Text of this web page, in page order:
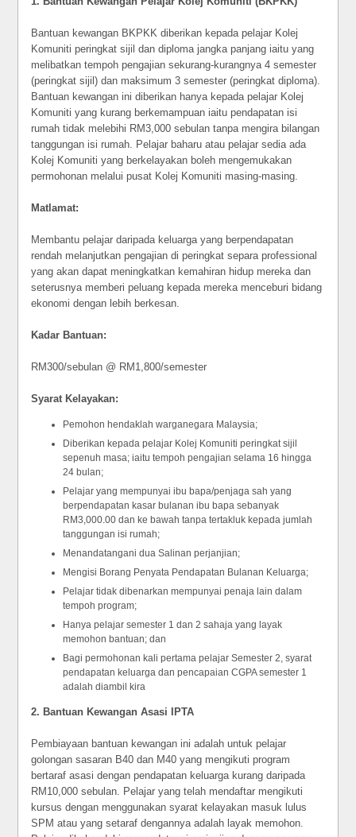
Bantuan kewangan BKPKK diberikan kepada pelajar Kolej
Komuniti peringkat sijil dan diploma jangka panjang iaitu yang
melibatkan tempoh pengajian sekurang-kurangnya 4 semester
(peringkat sijil) dan maksimum 3 semester (peringkat diploma).
Bantuan kewangan ini diberikan hanya kepada pelajar Kolej
Komuniti yang kurang berkemampuan iaitu pendapatan isi
rumah tidak melebihi RM3,000 sebulan tanpa mengira bilangan
tanggungan isi rumah. Pelajar baharu atau pelajar sedia ada
Kolej Komuniti yang berkelayakan boleh mengemukakan
permohonan melalui pusat Kolej Komuniti masing-masing.
Matlamat:
Membantu pelajar daripada keluarga yang berpendapatan
rendah melanjutkan pengajian di peringkat separa professional
yang akan dapat meningkatkan kemahiran hidup mereka dan
seterusnya memberi peluang kepada mereka menceburi bidang
ekonomi dengan lebih berkesan.
Kadar Bantuan:
RM300/sebulan @ RM1,800/semester
Syarat Kelayakan:
Pemohon hendaklah warganegara Malaysia;
Diberikan kepada pelajar Kolej Komuniti peringkat sijil
sepenuh masa; iaitu tempoh pengajian selama 16 hingga
24 bulan;
Pelajar yang mempunyai ibu bapa/penjaga sah yang
berpendapatan kasar bulanan ibu bapa sebanyak
RM3,000.00 dan ke bawah tanpa tertakluk kepada jumlah
tanggungan isi rumah;
Menandatangani dua Salinan perjanjian;
Mengisi Borang Penyata Pendapatan Bulanan Keluarga;
Pelajar tidak dibenarkan mempunyai penaja lain dalam
tempoh program;
Hanya pelajar semester 1 dan 2 sahaja yang layak
memohon bantuan; dan
Bagi permohonan kali pertama pelajar Semester 2, syarat
pendapatan keluarga dan pencapaian CGPA semester 1
adalah diambil kira
2. Bantuan Kewangan Asasi IPTA
Pembiayaan bantuan kewangan ini adalah untuk pelajar
golongan sasaran B40 dan M40 yang mengikuti program
bertaraf asasi dengan pendapatan keluarga kurang daripada
RM10,000 sebulan. Pelajar yang telah mendaftar mengikuti
kursus dengan menggunakan syarat kelayakan masuk lulus
SPM atau yang setaraf dengannya adalah layak memohon.